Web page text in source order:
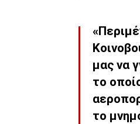
μας να
το
το